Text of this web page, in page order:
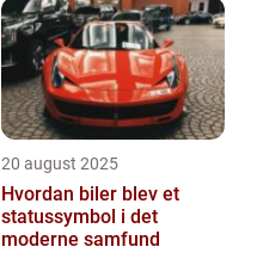
20 august 2025
Hvordan biler blev et
statussymbol i det
moderne samfund